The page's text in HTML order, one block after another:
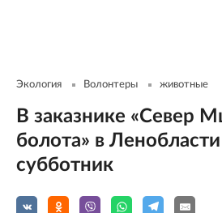
Экология Волонтеры животные
В заказнике «Север
болота» в
субботник